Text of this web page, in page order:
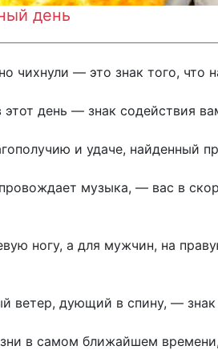
день
чихнули — это знак того, что
день — знак содействия
и удаче, найденный
музыка, — вас в
ногу, а для мужчин, на
ветер, дующий в спину, —
в самом ближайшем